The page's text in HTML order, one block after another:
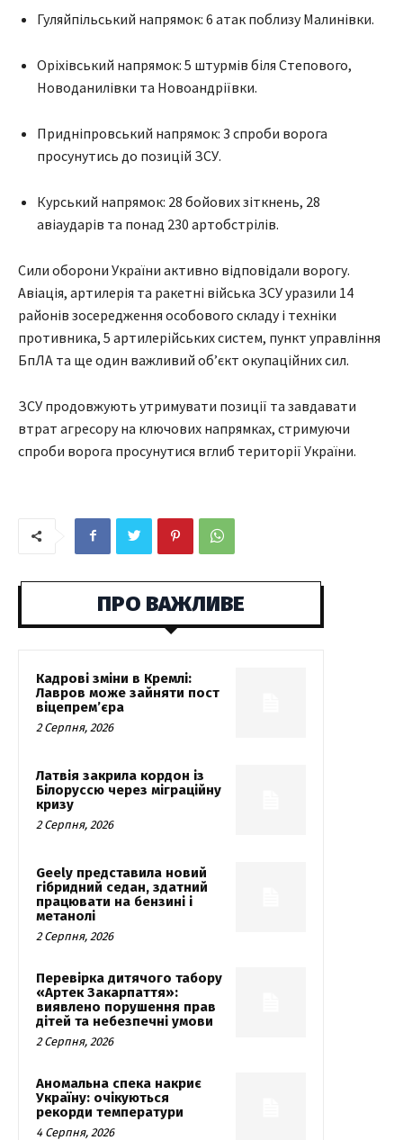
Гуляйпільський напрямок: 6 атак поблизу Малинівки.
Оріхівський напрямок: 5 штурмів біля Степового,
Новоданилівки та Новоандріївки.
Придніпровський напрямок: 3 спроби ворога
просунутись до позицій ЗСУ.
Курський напрямок: 28 бойових зіткнень, 28
авіаударів та понад 230 артобстрілів.
Сили оборони України активно відповідали ворогу.
Авіація, артилерія та ракетні війська ЗСУ уразили 14
районів зосередження особового складу і техніки
противника, 5 артилерійських систем, пункт управління
БпЛА та ще один важливий об’єкт окупаційних сил.
ЗСУ продовжують утримувати позиції та завдавати
втрат агресору на ключових напрямках, стримуючи
спроби ворога просунутися вглиб території України.
ПРО ВАЖЛИВЕ
Кадрові зміни в Кремлі:
Лавров може зайняти пост
віцепрем’єра
2 Серпня, 2026
Латвія закрила кордон із
Білоруссю через міграційну
кризу
2 Серпня, 2026
Geely представила новий
гібридний седан, здатний
працювати на бензині і
метанолі
2 Серпня, 2026
Перевірка дитячого табору
«Артек Закарпаття»:
виявлено порушення прав
дітей та небезпечні умови
2 Серпня, 2026
Аномальна спека накриє
Україну: очікуються
рекорди температури
4 Серпня, 2026